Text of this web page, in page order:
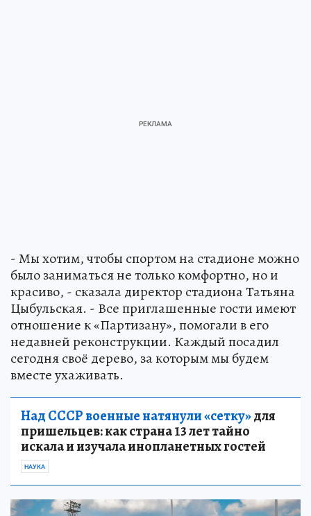
- Мы хотим, чтобы спортом на стадионе можно
было заниматься не только комфортно, но и
красиво, - сказала директор стадиона Татьяна
Цыбульская. - Все приглашенные гости имеют
отношение к «Партизану», помогали в его
недавней реконструкции. Каждый посадил
сегодня своё дерево, за которым мы будем
вместе ухаживать.
Над СССР военные натянули «сетку»для
пришельцев: как страна 13 лет тайно
искала и изучала инопланетных гостей
НАУКА